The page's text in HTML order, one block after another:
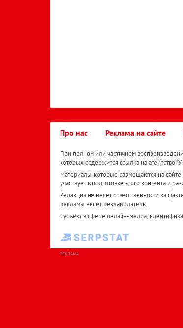
Про нас Реклама на сайте
При полном или частичном
которых содержится ссылка на агентство
Материалы, которые размещаются на
участвует в подготовке этого контента и
Редакция не несет ответственности за
рекламы несет рекламодатель.
Субъект в сфере онлайн-медиа;
РЕКЛАМА